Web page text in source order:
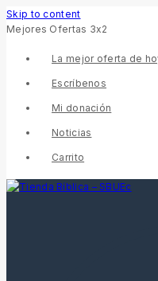
Skip to content
Mejores Ofertas 3x2
La mejor oferta de
Escríbenos
Mi donación
Noticias
Carrito